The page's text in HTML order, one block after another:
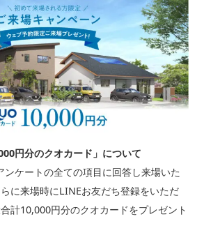
円分のクオカード」について
ケートの全ての項目に回答し来場いた
に来場時にLINEお友だち登録をいただ
計10,000円分のクオカードをプレゼント
さい。